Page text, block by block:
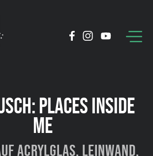
PLACES INSIDE
ME
Acrylglas, Leinwand,